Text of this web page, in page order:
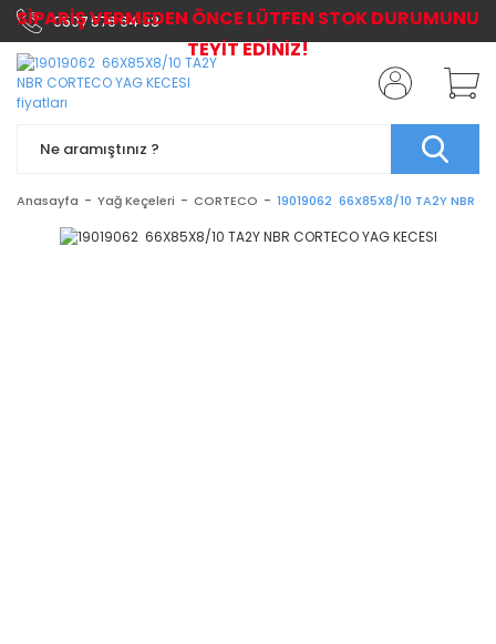
0507 576 64 03
Anasayfa Yağ Keçeleri CORTECO 19019062 66X85X8/10 TA2Y NBR
SİPARİŞ VERMEDEN ÖNCE LÜTFEN STOK DURUMUNU
TEYİT EDİNİZ!